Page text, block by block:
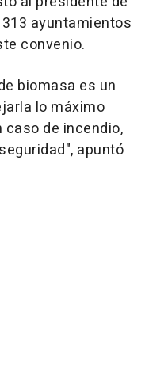
ayuntamientos
convenio.
biomasa es un
lo máximo
caso de incendio,
apuntó